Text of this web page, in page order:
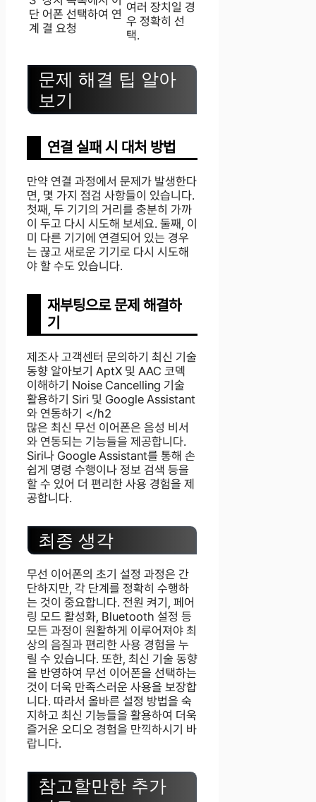
단
계
어폰 선택하여 연
결 요청
여러 장치일 경
우 정확히 선
택.
문제 해결 팁 알아
보기
연결 실패 시 대처 방법
만약 연결 과정에서 문제가 발생한다
면, 몇 가지 점검 사항들이 있습니다.
첫째, 두 기기의 거리를 충분히 가까
이 두고 다시 시도해 보세요. 둘째, 이
미 다른 기기에 연결되어 있는 경우
는 끊고 새로운 기기로 다시 시도해
야 할 수도 있습니다.
재부팅으로 문제 해결하
기
제조사 고객센터 문의하기 최신 기술
동향 알아보기 AptX 및 AAC 코덱
이해하기 Noise Cancelling 기술
활용하기 Siri 및 Google Assistant
와 연동하기 </h2
많은 최신 무선 이어폰은 음성 비서
와 연동되는 기능들을 제공합니다.
Siri나 Google Assistant를 통해 손
쉽게 명령 수행이나 정보 검색 등을
할 수 있어 더 편리한 사용 경험을 제
공합니다.
최종 생각
무선 이어폰의 초기 설정 과정은 간
단하지만, 각 단계를 정확히 수행하
는 것이 중요합니다. 전원 켜기, 페어
링 모드 활성화, Bluetooth 설정 등
모든 과정이 원활하게 이루어져야 최
상의 음질과 편리한 사용 경험을 누
릴 수 있습니다. 또한, 최신 기술 동향
을 반영하여 무선 이어폰을 선택하는
것이 더욱 만족스러운 사용을 보장합
니다. 따라서 올바른 설정 방법을 숙
지하고 최신 기능들을 활용하여 더욱
즐거운 오디오 경험을 만끽하시기 바
랍니다.
참고할만한 추가